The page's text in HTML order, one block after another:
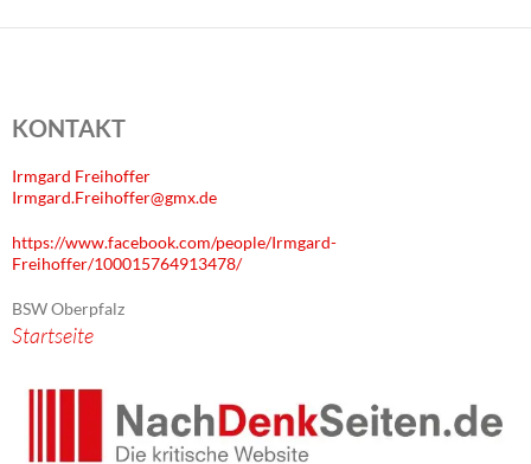
KONTAKT
Irmgard Freihoffer
Irmgard.Freihoffer@gmx.de
https://www.facebook.com/people/Irmgard-
Freihoffer/100015764913478/
BSW Oberpfalz
Startseite